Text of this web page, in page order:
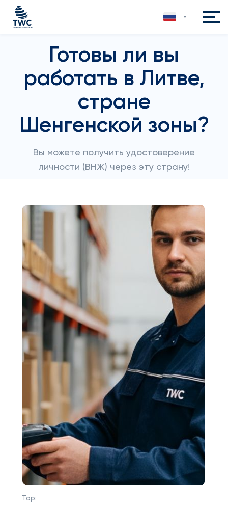
Готовы ли вы
работать в Литве,
стране
Шенгенской зоны?
Вы можете получить удостоверение
личности (ВНЖ) через эту страну!
Top: